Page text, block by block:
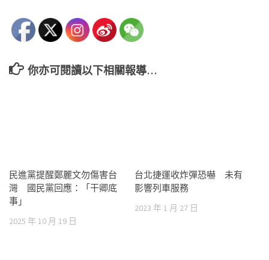
你亦可閱讀以下相關報導…
民進黨提醒鄭麗文勿傷害台
灣 國民黨回應：「干卿底
事」
2025 年 10 月 19 日
台北捷運收炸彈恐嚇 未有
影響列車服務
2023 年 1 月 27 日